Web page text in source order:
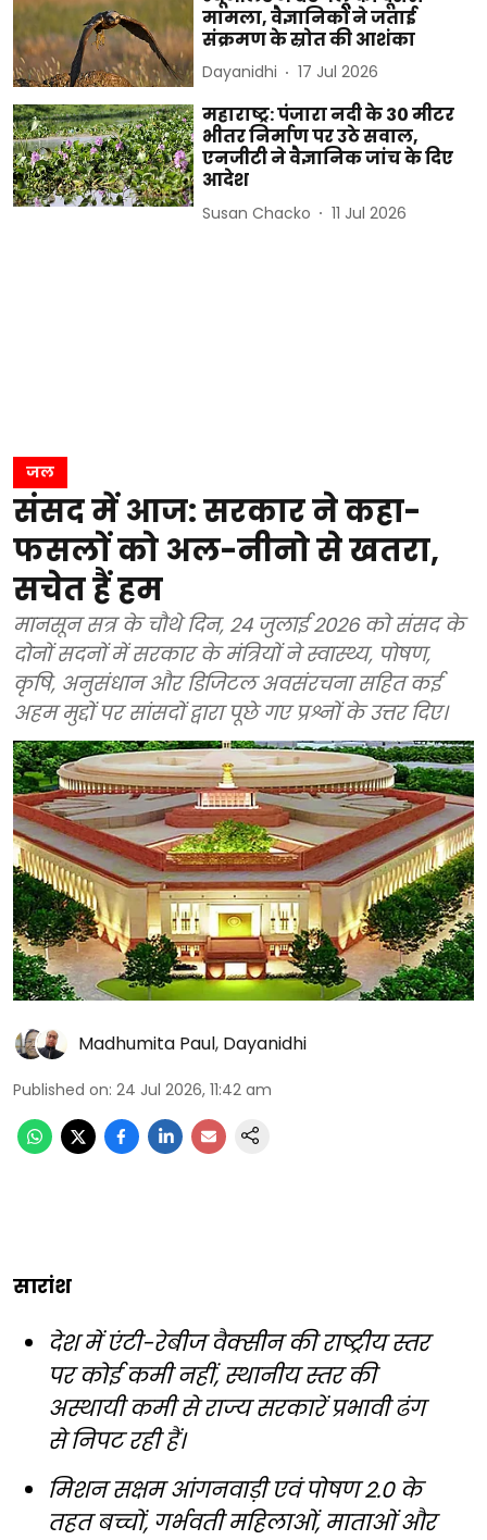
मामला, वैज्ञानिकों ने जताई
संक्रमण के स्रोत की आशंका
Dayanidhi 17 Jul 2026
महाराष्ट्र: पंजारा नदी के 30 मीटर
भीतर निर्माण पर उठे सवाल,
एनजीटी ने वैज्ञानिक जांच के दिए
आदेश
Susan Chacko 11 Jul 2026
जल
संसद में आज: सरकार ने कहा-
फसलों को अल-नीनो से खतरा,
सचेत हैं हम
मानसून सत्र के चौथे दिन, 24 जुलाई 2026 को संसद के
दोनों सदनों में सरकार के मंत्रियों ने स्वास्थ्य, पोषण,
कृषि, अनुसंधान और डिजिटल अवसंरचना सहित कई
अहम मुद्दों पर सांसदों द्वारा पूछे गए प्रश्नों के उत्तर दिए।
Madhumita Paul, Dayanidhi
Published on: 24 Jul 2026, 11:42 am
सारांश
देश में एंटी-रेबीज वैक्सीन की राष्ट्रीय स्तर
पर कोई कमी नहीं, स्थानीय स्तर की
अस्थायी कमी से राज्य सरकारें प्रभावी ढंग
से निपट रही हैं।
मिशन सक्षम आंगनवाड़ी एवं पोषण 2.0 के
तहत बच्चों, गर्भवती महिलाओं, माताओं और